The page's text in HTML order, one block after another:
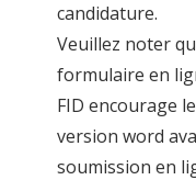
candidature.
Veuillez noter
formulaire en
FID encourage
version word
soumission en